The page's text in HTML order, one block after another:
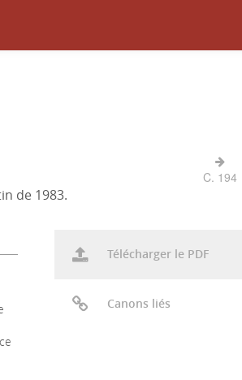
de 1983.
C. 194
Télécharger le PDF
Canons liés